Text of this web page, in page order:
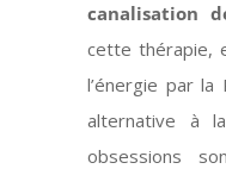
canalisation
cette thérapie,
l’énergie par la
alternative à
obsessions